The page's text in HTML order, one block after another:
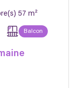
Appartement 3 pièce(s) 2 chambre(s) 57 m²
Balcon